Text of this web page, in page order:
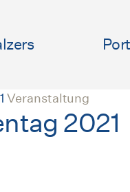
Veranstaltung
2021